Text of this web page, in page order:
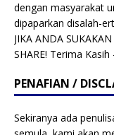
dengan masyarakat
dipaparkan disalah-
JIKA ANDA
SHARE! Terima
PENAFIAN /
Sekiranya ada